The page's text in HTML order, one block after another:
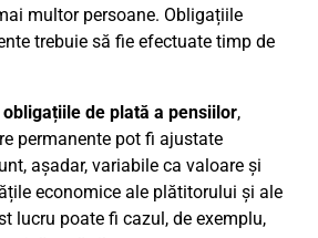
multor persoane. Obligațiile
trebuie să fie efectuate timp de
de plată a pensiilor,
permanente pot fi ajustate
așadar, variabile ca valoare și
economice ale plătitorului și ale
lucru poate fi cazul, de exemplu,